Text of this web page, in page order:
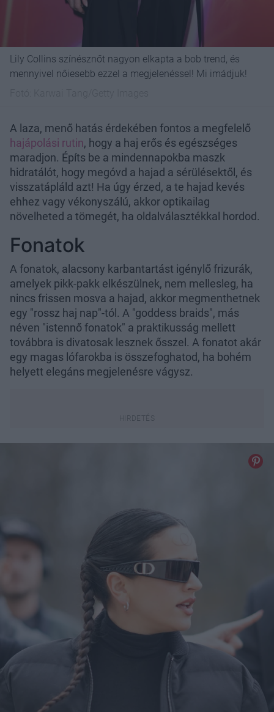
Lily Collins színésznőt nagyon elkapta a bob trend, és
mennyivel nőiesebb ezzel a megjelenéssel! Mi imádjuk!
A laza, menő hatás érdekében fontos a megfelelő
hajápolási rutin, hogy a haj erős és egészséges
maradjon. Építs be a mindennapokba maszk
hidratálót, hogy megóvd a hajad a sérülésektől, és
visszatápláld azt! Ha úgy érzed, a te hajad kevés
ehhez vagy vékonyszálú, akkor optikailag
növelheted a tömegét, ha oldalválasztékkal hordod.
Fonatok
A fonatok, alacsony karbantartást igénylő frizurák,
amelyek pikk-pakk elkészülnek, nem mellesleg, ha
nincs frissen mosva a hajad, akkor megmenthetnek
egy "rossz haj nap"-tól. A "goddess braids", más
néven "istennő fonatok" a praktikusság mellett
továbbra is divatosak lesznek ősszel. A fonatot akár
egy magas lófarokba is összefoghatod, ha bohém
helyett elegáns megjelenésre vágysz.